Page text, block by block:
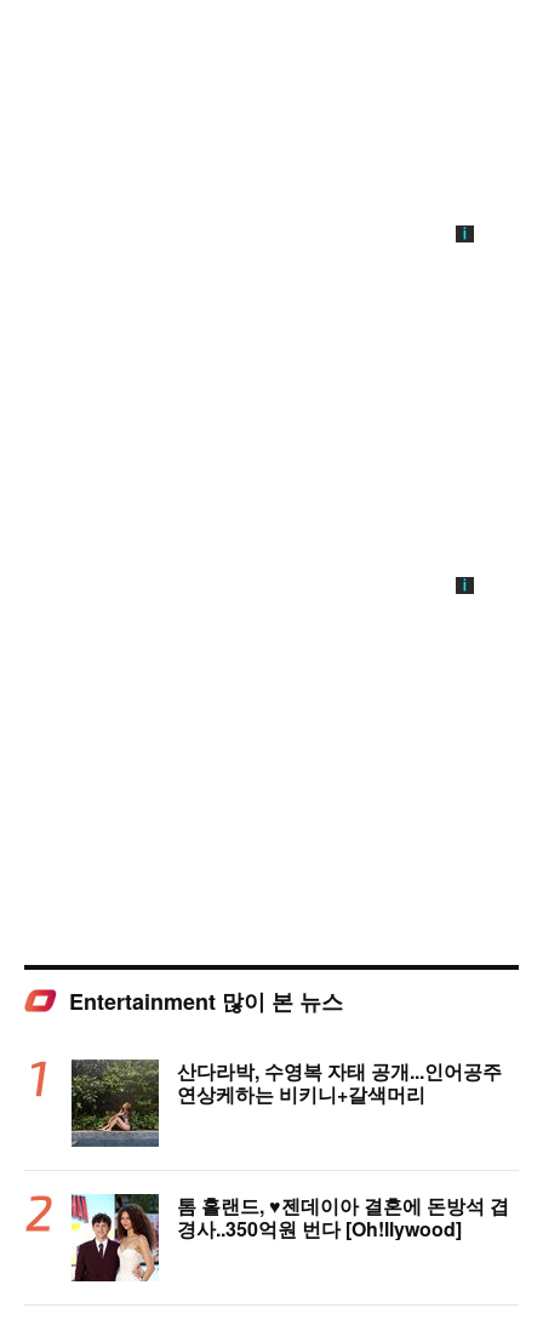
Entertainment 많이 본 뉴스
산다라박, 수영복 자태 공개...인어공주
연상케하는 비키니+갈색머리
톰 홀랜드, ♥︎젠데이아 결혼에 돈방석 겹
경사..350억원 번다 [Oh!llywood]